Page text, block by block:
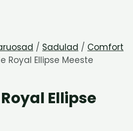
/ Sadulad / Comfort
Royal Ellipse Meeste
Ellipse